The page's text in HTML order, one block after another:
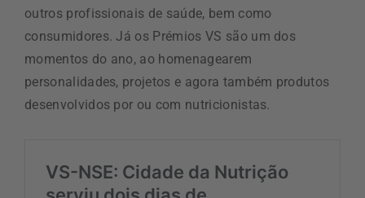
outros profissionais de saúde, bem como
consumidores. Já os Prémios VS são um dos
momentos do ano, ao homenagearem
personalidades, projetos e agora também produtos
desenvolvidos por ou com nutricionistas.